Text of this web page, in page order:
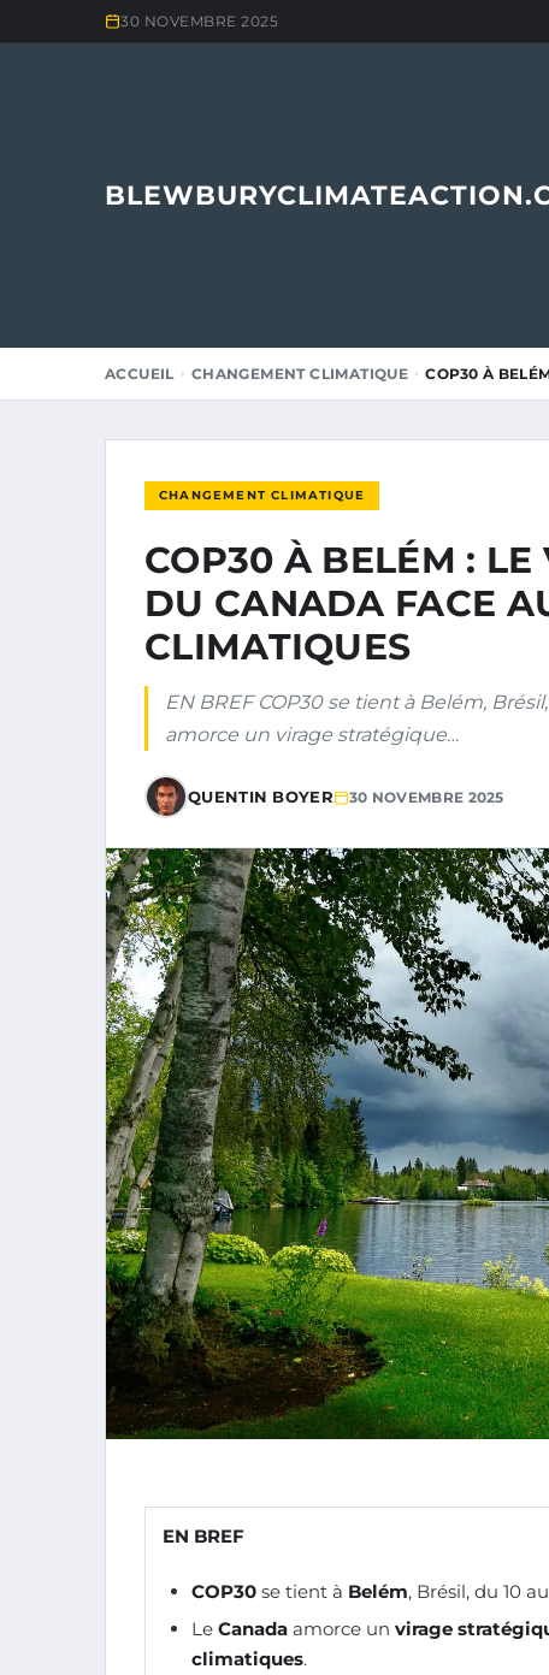
30 NOVEMBRE 2025
ACCUEIL CHANGEMENT CLIMATIQUE COP30 À
CHANGEMENT CLIMATIQUE
COP30 À BELÉM : LE
DU CANADA FACE
CLIMATIQUES
EN BREF COP30 se tient à Belém,
amorce un virage stratégique…
QUENTIN BOYER 30 NOVEMBRE 2025
EN BREF
COP30 se tient à Belém, Brésil, du 10
Le Canada amorce un virage
climatiques.